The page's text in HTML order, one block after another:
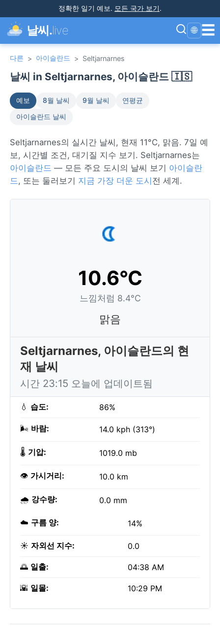
정확한 일기 예보. 모든 국가 보기.
날씨.live 🌐 ☰
다른 > 아이슬란드 > Seltjarnarnes
날씨 in Seltjarnarnes, 아이슬란드 🇮🇸
예보 8월 날씨 9월 날씨
연평균
아이슬란드 날씨
Seltjarnarnes의 실시간 날씨, 현재 11°C, 맑음. 7일 예
보, 시간별 조건, 대기질 지수 보기. Seltjarnarnes는
아이슬란드 — 모든 주요 도시의 날씨 보기 아이슬란
드, 또는 둘러보기 지금 가장 더운 도시 전 세계.
10.6°C
느낌처럼 8.4°C
맑음
Seltjarnarnes, 아이슬란드의 현
재 날씨
시간 23:15 오늘에 업데이트됨
💧 습도: 86%
🌬️ 바람: 14.0 kph (313°)
🌡️ 기압: 1019.0 mb
👁️ 가시거리: 10.0 km
🌧️ 강수량: 0.0 mm
☁️ 구름 양: 14%
☀️ 자외선 지수: 0.0
🌅 일출: 04:38 AM
🌇 일몰: 10:29 PM